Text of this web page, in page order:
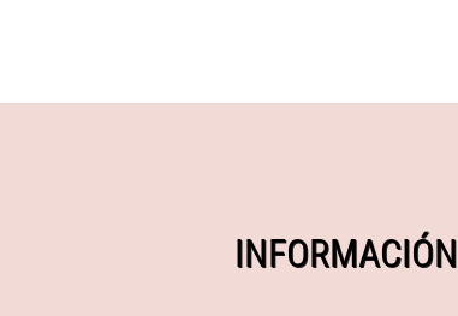
INFORMACIÓN